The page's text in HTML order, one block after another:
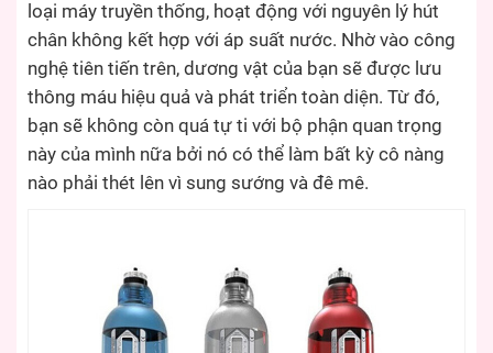
loại máy truyền thống, hoạt động với nguyên lý hút
chân không kết hợp với áp suất nước. Nhờ vào công
nghệ tiên tiến trên, dương vật của bạn sẽ được lưu
thông máu hiệu quả và phát triển toàn diện. Từ đó,
bạn sẽ không còn quá tự ti với bộ phận quan trọng
này của mình nữa bởi nó có thể làm bất kỳ cô nàng
nào phải thét lên vì sung sướng và đê mê.